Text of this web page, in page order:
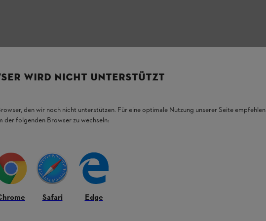
na pití má objem 500 ml, je vyrobena z
WIRD NICHT UNTERSTÜTZT
den wir noch nicht unterstützen. Für eine optimale Nutzung unserer Seite empfehlen
der folgenden Browser zu wechseln:
Safari Edge